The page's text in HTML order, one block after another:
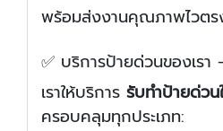
พร้อมส่งงานคุณภาพไวตร
✅ บริการป้ายด่วนของเร
เราให้บริการ รับทำป้ายด่วน
ครอบคลุมทุกประเภท: